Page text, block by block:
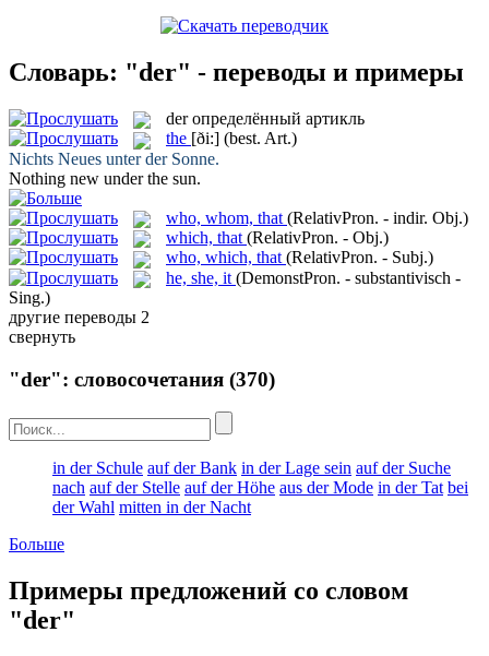
Словарь: "der" - переводы и примеры
der определённый артикль
the [ði:] (best. Art.)
Nichts Neues unterderSonne.
Nothing new underthe sun.
who, whom, that (RelativPron. - indir. Obj.)
which, that (RelativPron. - Obj.)
who, which, that (RelativPron. - Subj.)
he, she, it (DemonstPron. - substantivisch -
Sing.)
другие переводы 2
свернуть
"der": словосочетания (370)
in der Schule auf der Bank in der Lage sein auf der Suche
nach auf der Stelle auf der Höhe aus der Mode in der Tat bei
der Wahl mitten in der Nacht
Больше
Примеры предложений со словом
"der"